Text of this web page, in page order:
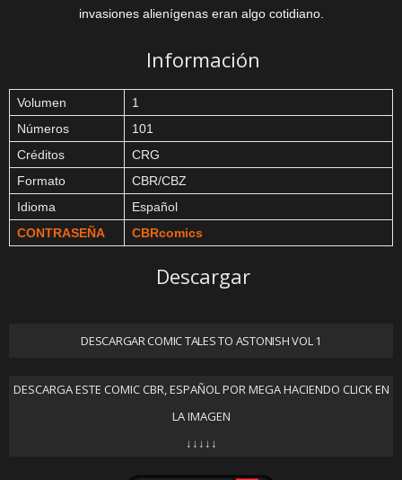
invasiones alienígenas eran algo cotidiano.
Información
Volumen
1
Números
101
Créditos
CRG
Formato
CBR/CBZ
Idioma
Español
CONTRASEÑA
CBRcomics
Descargar
DESCARGAR COMIC TALES TO ASTONISH VOL 1
DESCARGA ESTE COMIC CBR, ESPAÑOL POR MEGA HACIENDO CLICK EN
LA IMAGEN
↓↓↓↓↓